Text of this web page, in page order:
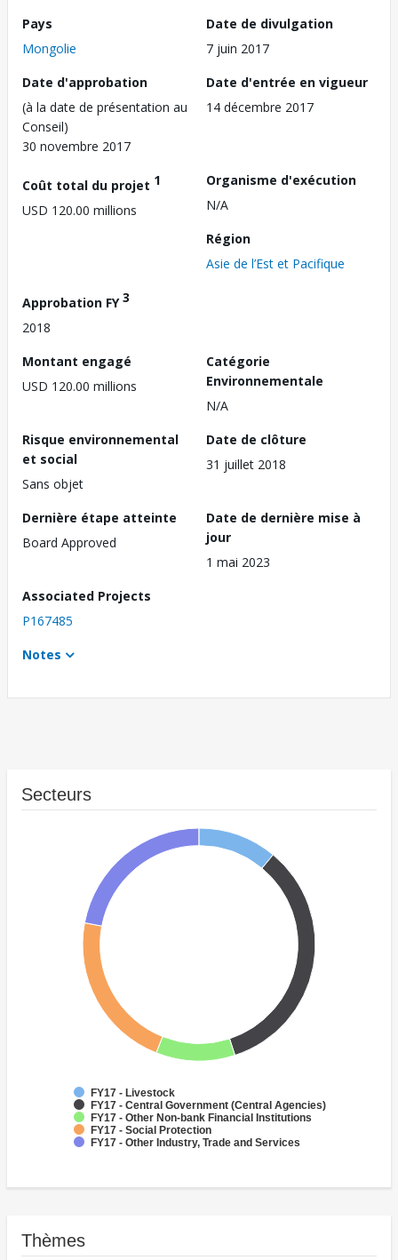
Pays
Mongolie
Date de divulgation
7 juin 2017
Date d'approbation
(à la date de présentation au
Conseil)
30 novembre 2017
Date d'entrée en vigueur
14 décembre 2017
Coût total du projet 1
USD 120.00 millions
Organisme d'exécution
N/A
Région
Asie de l’Est et Pacifique
Approbation FY3
2018
Montant engagé
USD 120.00 millions
Catégorie
Environnementale
N/A
Risque environnemental
et social
Sans objet
Date de clôture
31 juillet 2018
Dernière étape atteinte
Board Approved
Date de dernière mise à
jour
1 mai 2023
Associated Projects
P167485
Notes
Secteurs
FY17 - Livestock
FY17 - Central Government (Central Agencies)
FY17 - Other Non-bank Financial Institutions
FY17 - Social Protection
FY17 - Other Industry, Trade and Services
Thèmes